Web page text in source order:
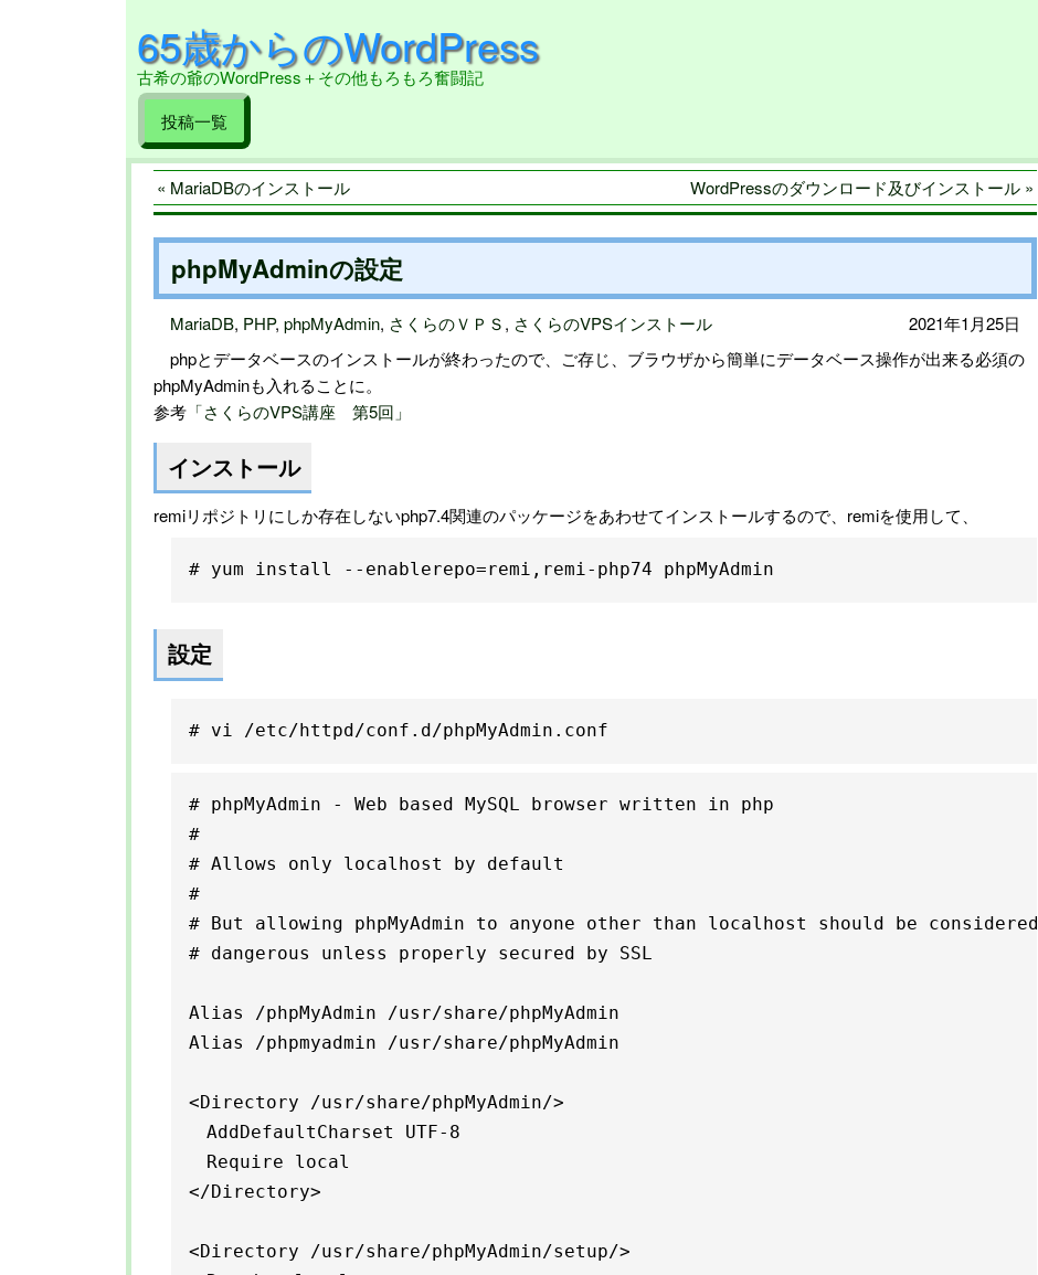
65歳からのWordPress
古希の爺のWordPress＋その他もろもろ奮闘記
投稿一覧
« MariaDBのインストール WordPressのダウンロード及びインストール »
phpMyAdminの設定
MariaDB, PHP, phpMyAdmin, さくらのＶＰＳ, さくらのVPSインストール
2021年1月25日
phpとデータベースのインストールが終わったので、ご存じ、ブラウザから簡単にデータベース操作が出来る必須の
phpMyAdminも入れることに。
参考 「さくらのVPS講座 第5回」
インストール
remiリポジトリにしか存在しないphp7.4関連のパッケージをあわせてインストールするので、remiを使用して、
# yum install --enablerepo=remi,remi-php74 phpMyAdmin
設定
# vi /etc/httpd/conf.d/phpMyAdmin.conf
# phpMyAdmin - Web based MySQL browser written in php
#
# Allows only localhost by default
#
# But allowing phpMyAdmin to anyone other than localhost should be considered
# dangerous unless properly secured by SSL
Alias /phpMyAdmin /usr/share/phpMyAdmin
Alias /phpmyadmin /usr/share/phpMyAdmin
<Directory /usr/share/phpMyAdmin/>
AddDefaultCharset UTF-8
Require local
</Directory>
<Directory /usr/share/phpMyAdmin/setup/>